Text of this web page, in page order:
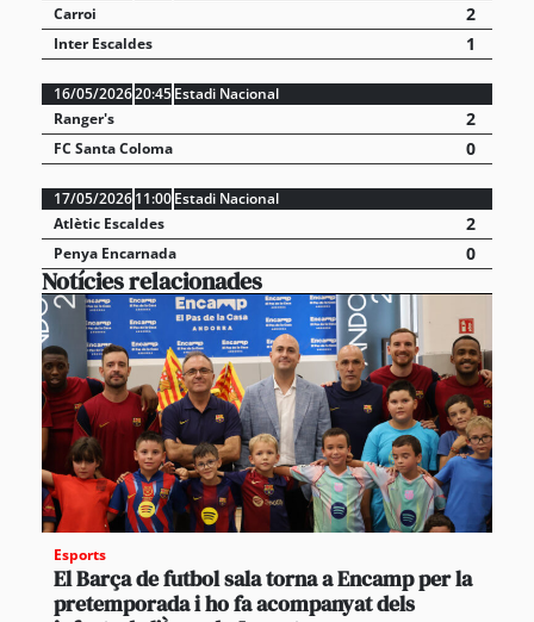
Carroi
2
Inter Escaldes 1
16/05/202620:45Estadi Nacional
Ranger's
2
FC Santa Coloma 0
17/05/202611:00Estadi Nacional
Atlètic Escaldes
2
Penya Encarnada 0
Notícies relacionades
Esports
El Barça de futbol sala torna a Encamp per la
pretemporada i ho fa acompanyat dels